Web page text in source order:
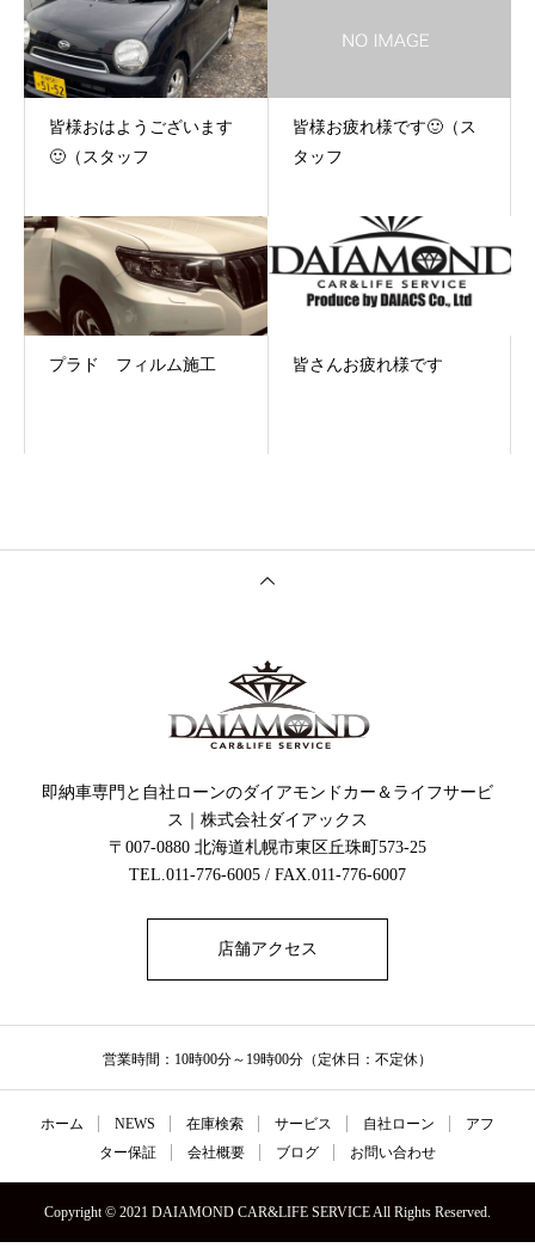
皆様おはようございます
🙂（スタッフ
皆様お疲れ様です🙂（ス
タッフ
プラド フィルム施工 皆さんお疲れ様です
即納車専門と自社ローンのダイアモンドカー＆ライフサービ
ス｜株式会社ダイアックス
〒007-0880 北海道札幌市東区丘珠町573-25
TEL.011-776-6005 / FAX.011-776-6007
店舗アクセス
営業時間：10時00分～19時00分（定休日：不定休）
ホーム NEWS 在庫検索 サービス 自社ローン
アフ
ター保証
会社概要 ブログ お問い合わせ
Copyright © 2021 DAIAMOND CAR&LIFE SERVICE All Rights Reserved.